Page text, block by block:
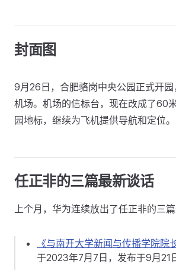
封面图
9月26日，合肥骆岗中央公园正式开
机场。机场的信标台，现在改成了60
园地标，继续为飞机提供导航和定位
任正非的三篇最新谈话
上个月，华为连续放出了任正非的三篇
《与南开大学新闻与传播学院院
于2023年7月7日，发布于9月21